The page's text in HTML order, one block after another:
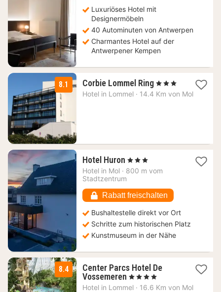
Luxuriöses Hotel mit
Designermöbeln
40 Autominuten von Antwerpen
Charmantes Hotel auf der
Antwerpener Kempen
8.1 Corbie Lommel Ring 1
Nacht
, 3 Sterne
Hotel in Lommel · 14.4 Km von Mol
Hotel Huron 1
Nacht
€
, 3 Sterne
Hotel in Mol · 800 m vom
Stadtzentrum
Rabatt freischalten
Bushaltestelle direkt vor Ort
Schritte zum historischen Platz
Kunstmuseum in der Nähe
8.4
Center Parcs Hotel De
Vossemeren 1
Nacht
, 4 Sterne
Hotel in Lommel · 16.6 Km von Mol